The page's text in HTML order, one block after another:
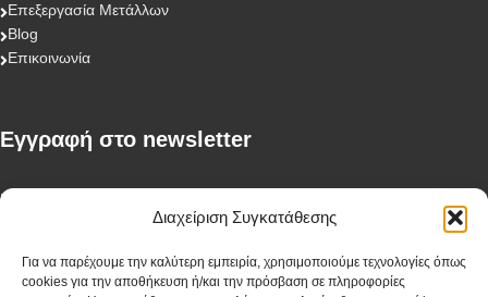
Διαχείριση Συγκατάθεσης
Για να παρέχουμε την καλύτερη εμπειρία, χρησιμοποιούμε τεχνολογίες όπως
cookies για την αποθήκευση ή/και την πρόσβαση σε πληροφορίες
Επεξεργασία Μετάλλων
Blog
Επικοινωνία
Eγγραφή στο newsletter
First Name